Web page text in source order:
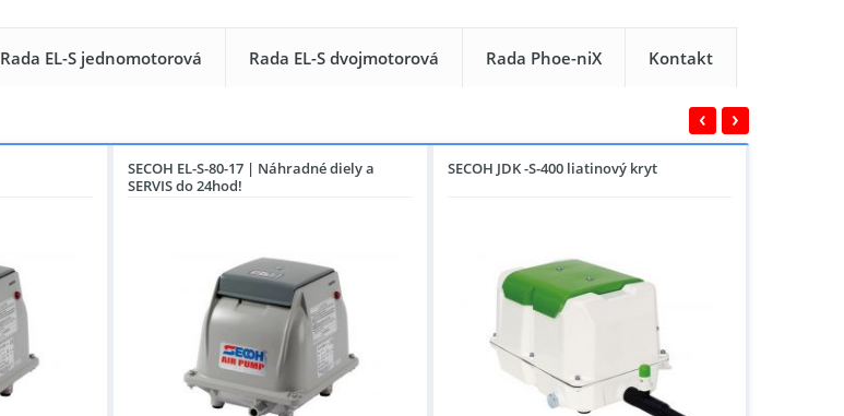
Rada EL-S jednomotorová Rada EL-S dvojmotorová Rada Phoe-niX Kontakt
‹ ›
SECOH EL-S-80-17 | Náhradné diely a
SERVIS do 24hod!
SECOH JDK -S-400 liatinový kryt